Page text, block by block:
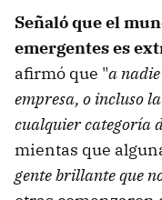
Señaló que el
emergentes es
afirmó que "a
empresa, o incluso
cualquier categoría
mientas que
gente brillante que